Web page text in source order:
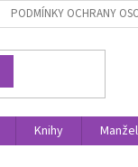
PODMÍNKY OCHRANY
Knihy